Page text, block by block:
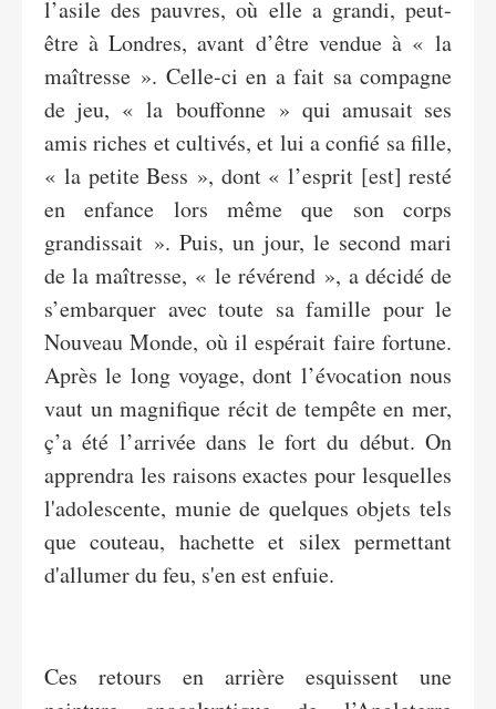
l’asile des pauvres, où elle a grandi, peut-
être à Londres, avant d’être vendue à « la
maîtresse ». Celle-ci en a fait sa compagne
de jeu, « la bouffonne » qui amusait ses
amis riches et cultivés, et lui a confié sa fille,
« la petite Bess », dont « l’esprit [est] resté
en enfance lors même que son corps
grandissait ». Puis, un jour, le second mari
de la maîtresse, « le révérend », a décidé de
s’embarquer avec toute sa famille pour le
Nouveau Monde, où il espérait faire fortune.
Après le long voyage, dont l’évocation nous
vaut un magnifique récit de tempête en mer,
ç’a été l’arrivée dans le fort du début. On
apprendra les raisons exactes pour lesquelles
l'adolescente, munie de quelques objets tels
que couteau, hachette et silex permettant
d'allumer du feu, s'en est enfuie.
Ces retours en arrière esquissent une